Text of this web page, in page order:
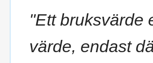
"Ett bruksvärde
värde, endast